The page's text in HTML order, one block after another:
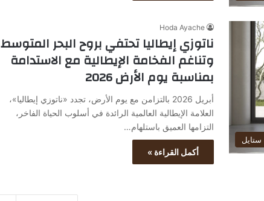
ستايل
Hoda Ayache
ناتوزي إيطاليا تحتفي بروح البحر المتوسط
وتناغم الفخامة الإيطالية مع الاستدامة
بمناسبة يوم الأرض 2026
أبريل 2026 بالتزامن مع يوم الأرض، تجدد «ناتوزي إيطاليا»،
العلامة الإيطالية العالمية الرائدة في أسلوب الحياة الفاخر،
التزامها العميق باستلهام…
أكمل القراءة »